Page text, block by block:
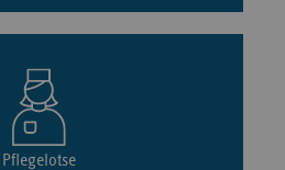
Pflegelotse